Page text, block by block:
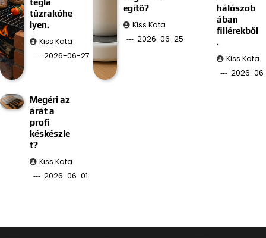
tégla
tűzrakóhe
lyen.
Kiss Kata
2026-06-27
egítő?
Kiss Kata
2026-06-25
hálószob
ában
fillérekből
.
Kiss Kata
2026-
Megéri az
árát a
profi
késkészle
t?
Kiss Kata
2026-06-01